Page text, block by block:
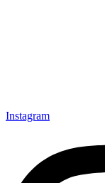
Instagram